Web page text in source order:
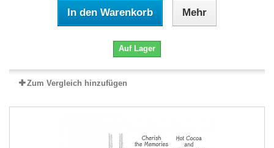
In den Warenkorb Mehr
Auf Lager
Zum Vergleich hinzufügen